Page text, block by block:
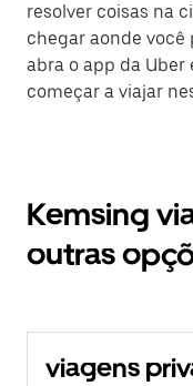
resolver coisas na
chegar aonde você
abra o app da
começar a viajar
Kemsing
outras
viagens